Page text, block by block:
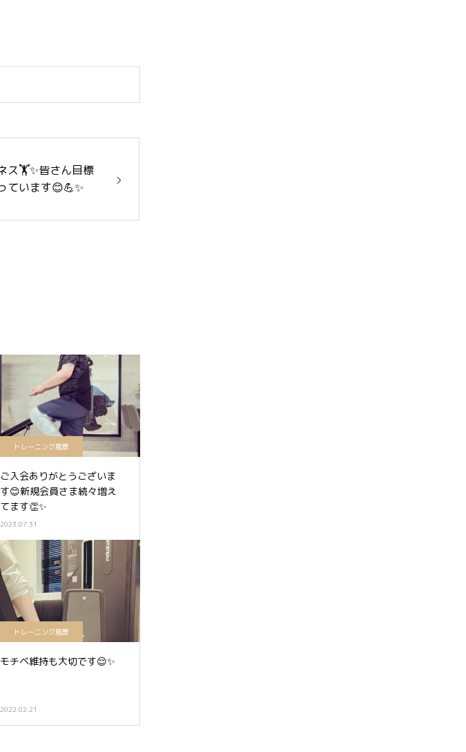
ス🏋️✨皆さん目標
ています😊💪✨
トレーニング風景
ご入会ありがとうございま
す😊新規会員さま続々増え
てます👏✨
2023.07.31
トレーニング風景
モチベ維持も大切です😌✨
2022.02.21